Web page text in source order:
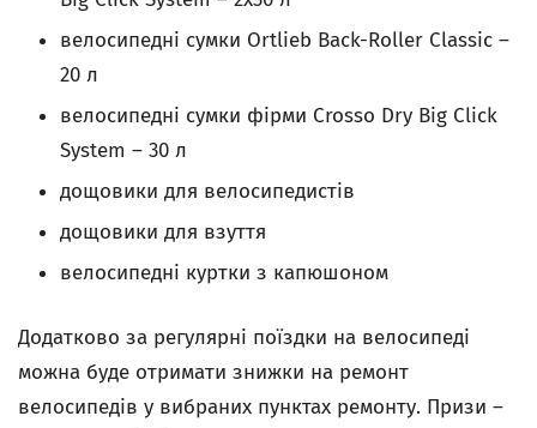
велосипедні сумки Ortlieb Back-Roller Classic –
20 л
велосипедні сумки фірми Crosso Dry Big Click
System – 30 л
дощовики для велосипедистів
дощовики для взуття
велосипедні куртки з капюшоном
Додатково за регулярні поїздки на велосипеді
можна буде отримати знижки на ремонт
велосипедів у вибраних пунктах ремонту. Призи –